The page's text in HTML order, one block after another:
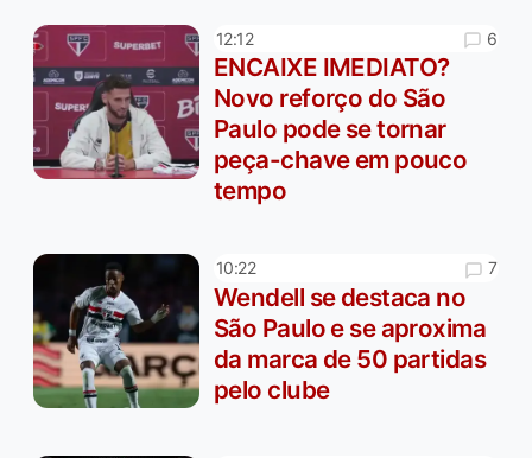
12:12 6
ENCAIXE IMEDIATO?
Novo reforço do São
Paulo pode se tornar
peça-chave em pouco
tempo
10:22 7
Wendell se destaca no
São Paulo e se aproxima
da marca de 50 partidas
pelo clube